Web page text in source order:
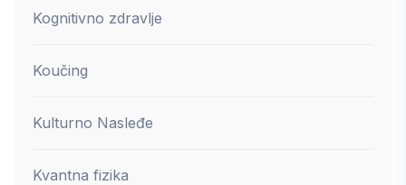
Kognitivno zdravlje
Koučing
Kulturno Nasleđe
Kvantna fizika